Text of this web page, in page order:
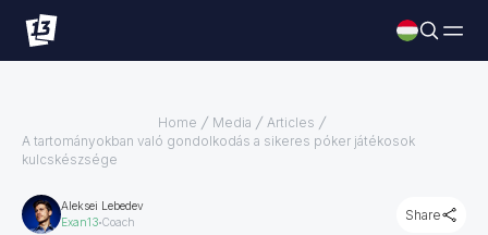
Home Media
Articles
A tartományokban való gondolkodás a sikeres póker játékosok
kulcskészsége
Aleksei Lebedev
Exan13 Coach Share